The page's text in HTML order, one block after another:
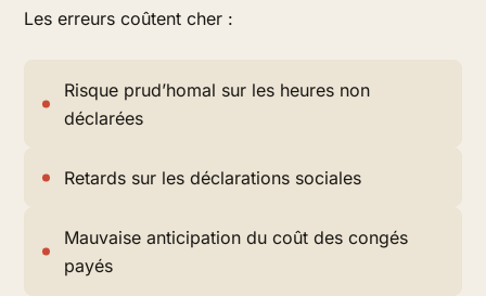
Les erreurs coûtent cher :
Risque prud’homal sur les heures non
déclarées
Retards sur les déclarations sociales
Mauvaise anticipation du coût des congés
payés